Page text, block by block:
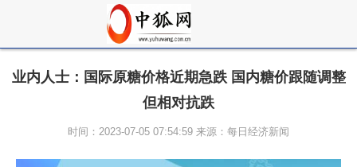
业内人士：国际原糖价格近期急跌 国内糖价跟随调整
但相对抗跌
时间：2023-07-05 07:54:59 来源：每日经济新闻